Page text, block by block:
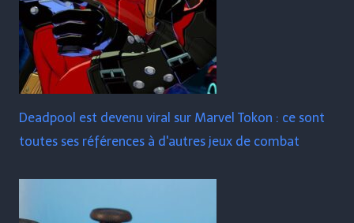
Deadpool est devenu viral sur Marvel Tokon : ce sont
toutes ses références à d'autres jeux de combat